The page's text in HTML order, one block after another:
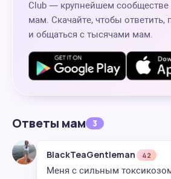
Club — крупнейшем сообществе
мам. Скачайте, чтобы ответить,
и общаться с тысячами мам.
Ответы мам 3
BlackTeaGentleman 42
Меня с сильным